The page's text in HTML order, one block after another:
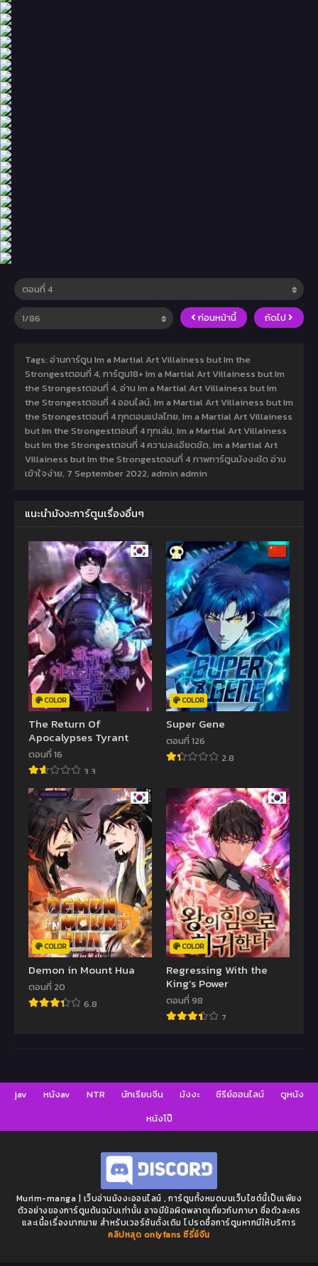
ก่อนหน้านี้ ถัดไป
Tags: อ่านการ์ตูน Im a Martial Art Villainess but Im the
Strongestตอนที่ 4, การ์ตูน18+ Im a Martial Art Villainess but Im
the Strongestตอนที่ 4, อ่าน Im a Martial Art Villainess but Im
the Strongestตอนที่ 4 ออนไลน์, Im a Martial Art Villainess but Im
the Strongestตอนที่ 4 ทุกตอนแปลไทย, Im a Martial Art Villainess
but Im the Strongestตอนที่ 4 ทุกเล่ม, Im a Martial Art Villainess
but Im the Strongestตอนที่ 4 ความละเอียดชัด, Im a Martial Art
Villainess but Im the Strongestตอนที่ 4 ภาพการ์ตูนมังงะชัด อ่าน
เข้าใจง่าย, 7 September 2022, admin admin
แนะนำมังงะการ์ตูนเรื่องอื่นๆ
COLOR
The Return Of
Apocalypses Tyrant
ตอนที่ 16
3.3
COLOR
Super Gene
ตอนที่ 126
2.8
COLOR
Demon in Mount Hua
ตอนที่ 20
6.8
COLOR
Regressing With the
King’s Power
ตอนที่ 98
7
jav หนังav NTR นักเรียนจีน มังงะ ซีรีย์ออนไลน์
ดูหนัง
หนังโป๊
Murim-manga | เว็บอ่านมังงะออนไลน์ , การ์ตูนทั้งหมดบนเว็บไซต์นี้เป็นเพียง
ตัวอย่างของการ์ตูนต้นฉบับเท่านั้น อาจมีข้อผิดพลาดเกี่ยวกับภาษา ชื่อตัวละคร
และเนื้อเรื่องมากมาย สำหรับเวอร์ชันดั้งเดิม โปรดซื้อการ์ตูนหากมีให้บริการ
คลิปหลุด onlyfans ซีรี่ย์จีน